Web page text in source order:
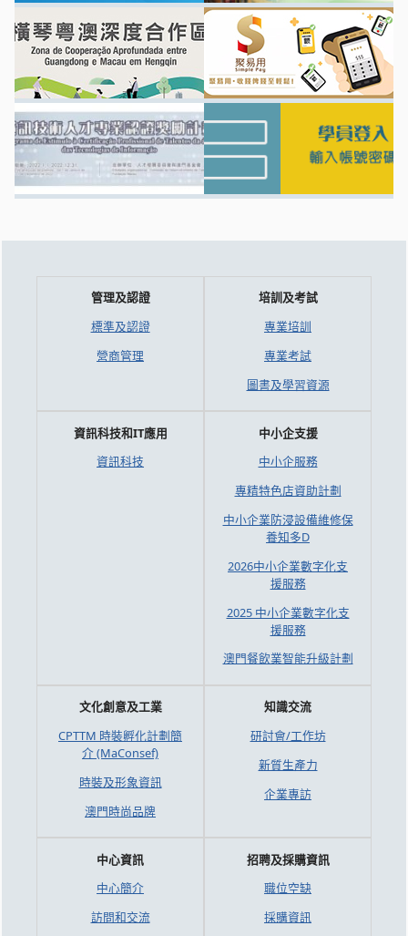
管理及認證
標準及認證
營商管理
培訓及考試
專業培訓
專業考試
圖書及學習資源
資訊科技和IT應用
資訊科技
中小企支援
中小企服務
專精特色店資助計劃
中小企業防浸設備維修保
養知多D
2026中小企業數字化支
援服務
2025 中小企業數字化支
援服務
澳門餐飲業智能升級計劃
文化創意及工業
CPTTM 時裝孵化計劃簡
介 (MaConsef)
時裝及形象資訊
澳門時尚品牌
知識交流
研討會/工作坊
新質生產力
企業專訪
中心資訊
中心簡介
訪問和交流
招聘及採購資訊
職位空缺
採購資訊